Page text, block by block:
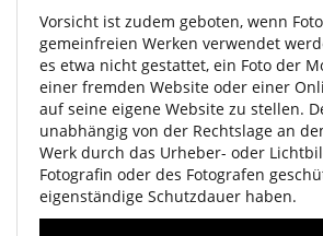
Vorsicht ist zudem geboten, wenn
gemeinfreien Werken verwendet
es etwa nicht gestattet, ein Foto der
einer fremden Website oder einer
auf seine eigene Website zu stellen.
unabhängig von der Rechtslage an
Werk durch das Urheber- oder
Fotografin oder des Fotografen
eigenständige Schutzdauer haben.